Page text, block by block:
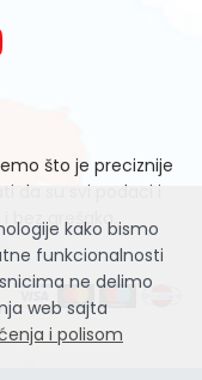
kako bismo
funkcionalnosti
ne delimo
web sajta
i polisom
što je preciznije
da su svi podaci i
grešaka.